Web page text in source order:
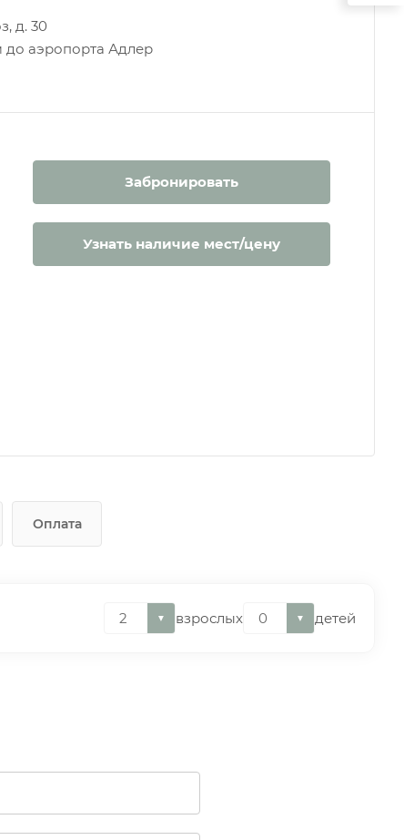
д. 30
до аэропорта Адлер
Забронировать
Узнать наличие мест/цену
Оплата
▼ взрослых ▼ детей